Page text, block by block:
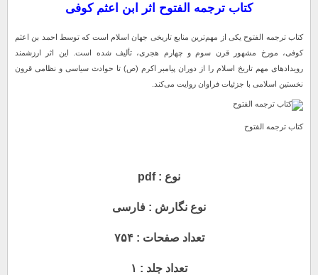
کتاب ترجمه الفتوح اثر ابن اعثم کوفی
کتاب ترجمه الفتوح یکی از مهم‌ترین منابع تاریخی جهان اسلام است که توسط احمد بن اعثم
کوفی، مورخ مشهور قرن سوم و چهارم هجری، تألیف شده است. این اثر ارزشمند
رویدادهای مهم تاریخ اسلام را از دوران پیامبر اکرم (ص) تا حوادث سیاسی و نظامی قرون
نخستین اسلامی با جزئیات فراوان روایت می‌کند.
کتاب ترجمه الفتوح
نوع : pdf
نوع نگارش : فارسی
تعداد صفحات : ۷۵۴
تعداد جلد : ۱